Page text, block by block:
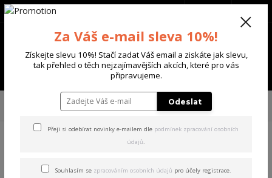
Menu
+420 702 136 620
TRIKA & TÍLKA
Yakuza pánské tričko Plain Regular
Basic T-Shirt white 2XL
Za Váš e-mail sleva 10%!
Získejte slevu 10%! Stačí zadat Váš email a ziskáte jak slevu,
tak přehled o těch nejzajímavějších akcích, které pro vás
připravujeme.
Odeslat
Přeji si odebírat novinky e-mailem dle podmínek zpracování osobních
údajů.
Souhlasím se zpracováním osobních údajů pro účely registrace.